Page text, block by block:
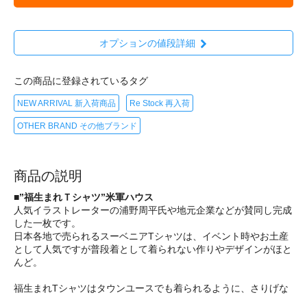
オプションの値段詳細
この商品に登録されているタグ
NEW ARRIVAL 新入荷商品 Re Stock 再入荷
OTHER BRAND その他ブランド
商品の説明
■”福生まれＴシャツ”米軍ハウス
人気イラストレーターの浦野周平氏や地元企業などが賛同し完成
した一枚です。
日本各地で売られるスーベニアTシャツは、イベント時やお土産
として人気ですが普段着として着られない作りやデザインがほと
んど。
福生まれTシャツはタウンユースでも着られるように、さりげな